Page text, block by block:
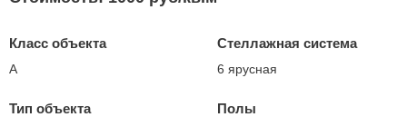
Класс объекта
А
Тип объекта
Стеллажная система
6 ярусная
Полы